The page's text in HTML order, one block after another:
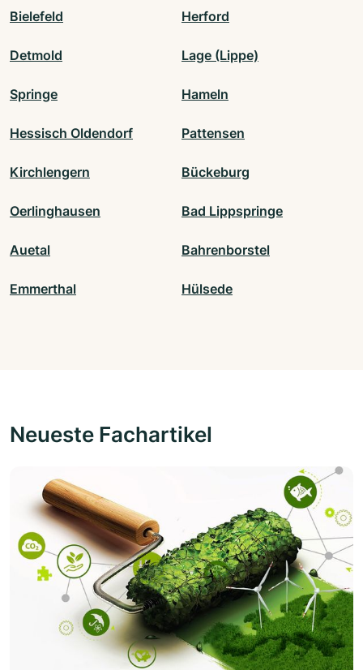
Bielefeld Herford
Detmold Lage (Lippe)
Springe Hameln
Hessisch Oldendorf Pattensen
Kirchlengern Bückeburg
Oerlinghausen Bad Lippspringe
Auetal Bahrenborstel
Emmerthal Hülsede
Neueste Fachartikel